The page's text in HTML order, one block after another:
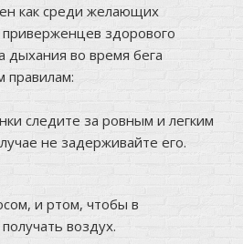
как среди желающих
здорового
дыхания во время бега
правилам:
следите за ровным и легким
не задерживайте его.
и ртом, чтобы в
воздух.